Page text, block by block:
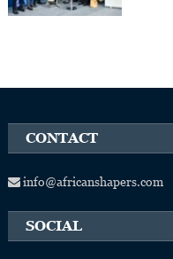
CONTACT
info@africanshapers.com
SOCIAL